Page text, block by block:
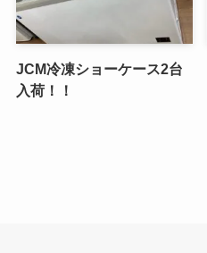
JCM冷凍ショーケース2台
入荷！！